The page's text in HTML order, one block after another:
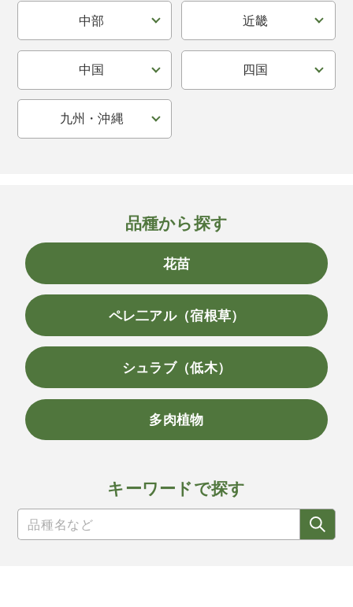
中部 近畿
中国 四国
九州・沖縄
品種から探す
花苗
ペレ二アル（宿根草）
シュラブ（低木）
多肉植物
キーワードで探す